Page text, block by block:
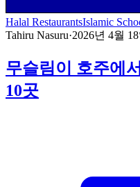
Halal RestaurantsIslamic
Tahiru Nasuru·2026년 4월
무슬림이 호주에
10곳